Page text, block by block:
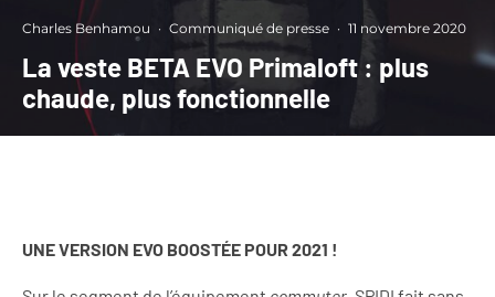
Charles Benhamou · Communiqué de presse · 11 novembre 2020
La veste BETA EVO Primaloft : plus
chaude, plus fonctionnelle
UNE VERSION EVO BOOSTÉE POUR 2021 !